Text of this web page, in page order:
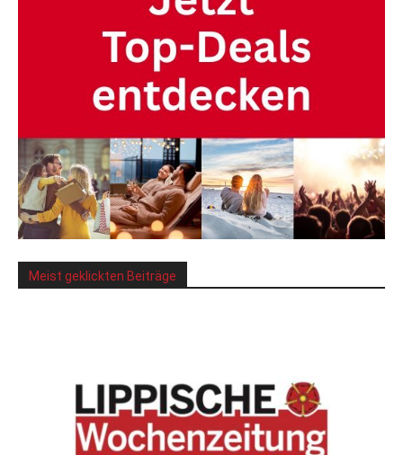
Meist geklickten Beiträge